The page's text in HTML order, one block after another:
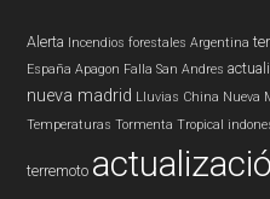
Alerta Incendios forestales Argentina
España Apagon Falla San Andres
nueva madrid Lluvias China Nueva
Temperaturas Tormenta Tropical
terremoto